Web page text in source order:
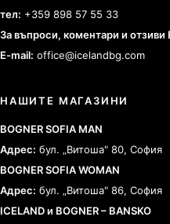
тел: +359 898 57 55 33
За въпроси, коментари и отзиви
E-mail: office@icelandbg.com
НАШИТЕ МАГАЗИНИ
BOGNER SOFIA MAN
Адрес: бул. „Витоша" 80, София
BOGNER SOFIA WOMAN
Адрес: бул. „Витоша" 86, София
ICELAND и BOGNER – BANSKO